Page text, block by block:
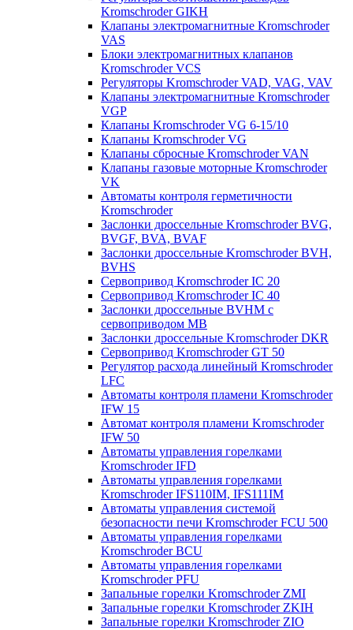
Kromschroder GIKH
Клапаны электромагнитные Kromschroder
VAS
Блоки электромагнитных клапанов
Kromschroder VCS
Регуляторы Kromschroder VAD, VAG, VAV
Клапаны электромагнитные Kromschroder
VGP
Клапаны Kromschroder VG 6-15/10
Клапаны Kromschroder VG
Клапаны сбросные Kromschroder VAN
Клапаны газовые моторные Kromschroder
VK
Автоматы контроля герметичности
Kromschroder
Заслонки дроссельные Kromschroder BVG,
BVGF, BVA, BVAF
Заслонки дроссельные Kromschroder BVH,
BVHS
Сервопривод Kromschroder IC 20
Сервопривод Kromschroder IC 40
Заслонки дроссельные BVHM с
сервоприводом МВ
Заслонки дроссельные Kromschroder DKR
Cервопривод Kromschroder GT 50
Регулятор расхода линейный Kromschroder
LFC
Автоматы контроля пламени Kromschroder
IFW 15
Автомат контроля пламени Kromschroder
IFW 50
Автоматы управления горелками
Kromschroder IFD
Автоматы управления горелками
Kromschroder IFS110IM, IFS111IM
Автоматы управления системой
безопасности печи Kromschroder FCU 500
Автоматы управления горелками
Kromschroder BCU
Автоматы управления горелками
Kromschroder PFU
Запальные горелки Kromschroder ZМI
Запальные горелки Kromschroder ZKIH
Запальные горелки Kromschroder ZIO